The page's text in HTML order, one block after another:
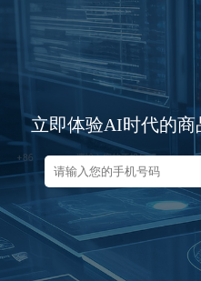
立即体验AI时代的商